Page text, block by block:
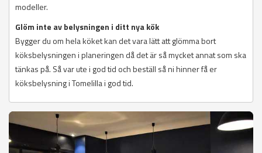
modeller.
Glöm inte av belysningen i ditt nya kök
Bygger du om hela köket kan det vara lätt att glömma bort
köksbelysningen i planeringen då det är så mycket annat som ska
tänkas på. Så var ute i god tid och beställ så ni hinner få er
köksbelysning i Tomelilla i god tid.